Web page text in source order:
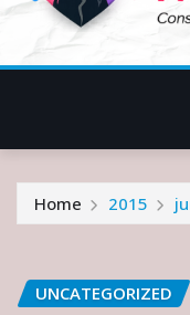
Home 2015
UNCATEGORIZED